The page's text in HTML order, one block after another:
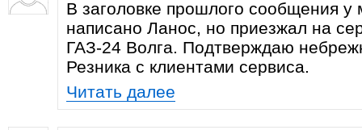
В заголовке прошлого сообщения у
написано Ланос, но приезжал на
ГАЗ-24 Волга. Подтверждаю
Резника с клиентами сервиса.
Читать далее